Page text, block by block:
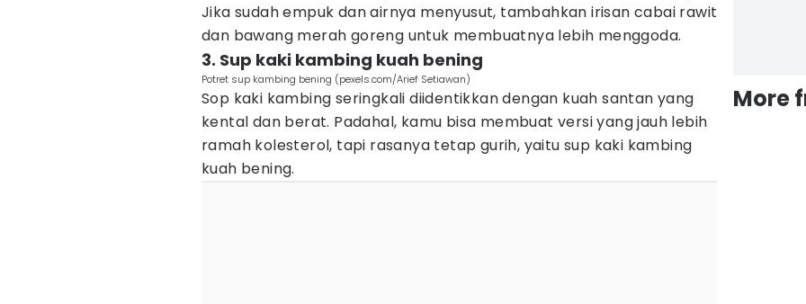
Jika sudah empuk dan airnya menyusut, tambahkan irisan cabai rawit
dan bawang merah goreng untuk membuatnya lebih menggoda.
3. Sup kaki kambing kuah bening
Potret sup kambing bening (pexels.com/Arief Setiawan)
Sop kaki kambing seringkali diidentikkan dengan kuah santan yang
kental dan berat. Padahal, kamu bisa membuat versi yang jauh lebih
ramah kolesterol, tapi rasanya tetap gurih, yaitu sup kaki kambing
kuah bening.
More